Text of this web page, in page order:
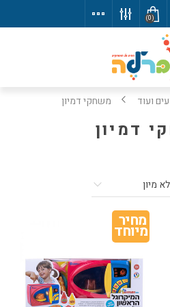
(0)
ועוד משחקי דמיון
דמיון
מחיר
מיוחד